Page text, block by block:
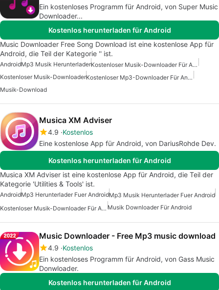
Ein kostenloses Programm für Android, von Super Music
Downloader...
Kostenlos herunterladen für Android
Music Downloader Free Song Download ist eine kostenlose App für
Android, die Teil der Kategorie '' ist.
AndroidMp3 Musik Herunterlader
Kostenloser Musik-Downloader Für Android
Kostenloser Musik-Downloader
Kostenloser Mp3-Downloader Für Android
Musik-Download
Musica XM Adviser
4.9 Kostenlos
Eine kostenlose App für Android, von DariusRohde Dev.
Kostenlos herunterladen für Android
Musica XM Adviser ist eine kostenlose App für Android, die Teil der
Kategorie 'Utilities & Tools' ist.
AndroidMp3 Herunterlader Fuer AndroidMp3 Musik Herunterlader Fuer Android
Kostenloser Musik-Downloader Für Android Musik Downloader Für Android
Music Downloader - Free Mp3 music download
4.9 Kostenlos
Ein kostenloses Programm für Android, von Gass Music
Donwloader.
Kostenlos herunterladen für Android